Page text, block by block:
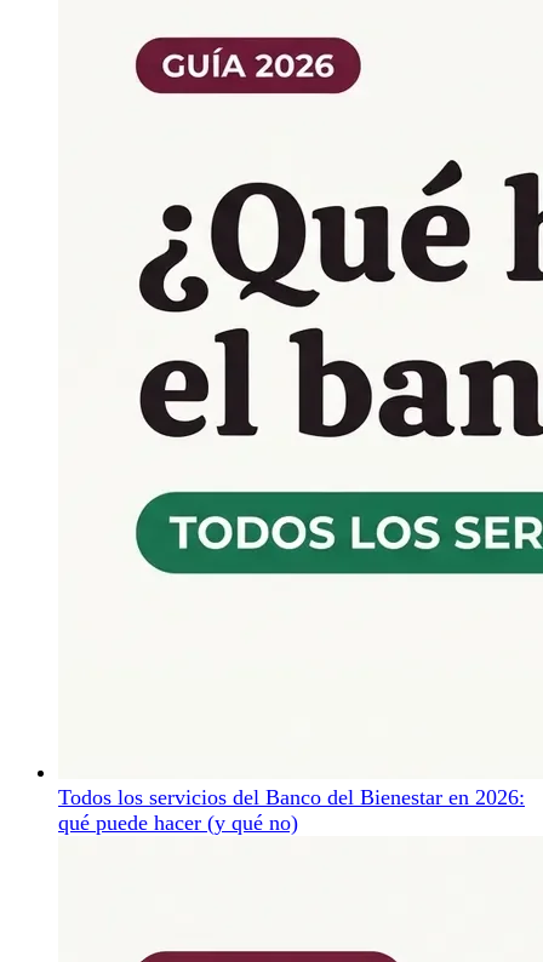
Todos los servicios del Banco del Bienestar en 2026:
qué puede hacer (y qué no)